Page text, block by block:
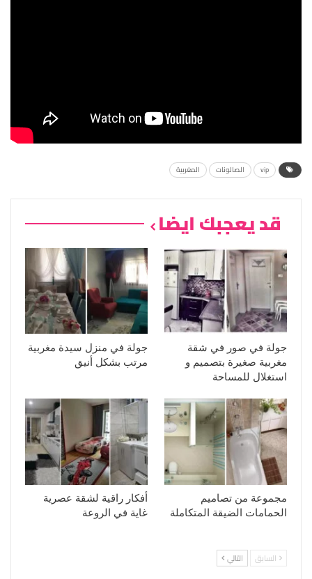
vip الصالونات المغربية
قد يعجبك ايضا
جولة في صور في شقة
مغربية صغيرة بتصميم و
استغلال للمساحة
جولة في منزل سيدة مغربية
مرتب بشكل أنيق
مجموعة من تصاميم
الحمامات الضيقة المتكاملة
أفكار راقية لشقة عصرية
غاية في الروعة
السابق التالي